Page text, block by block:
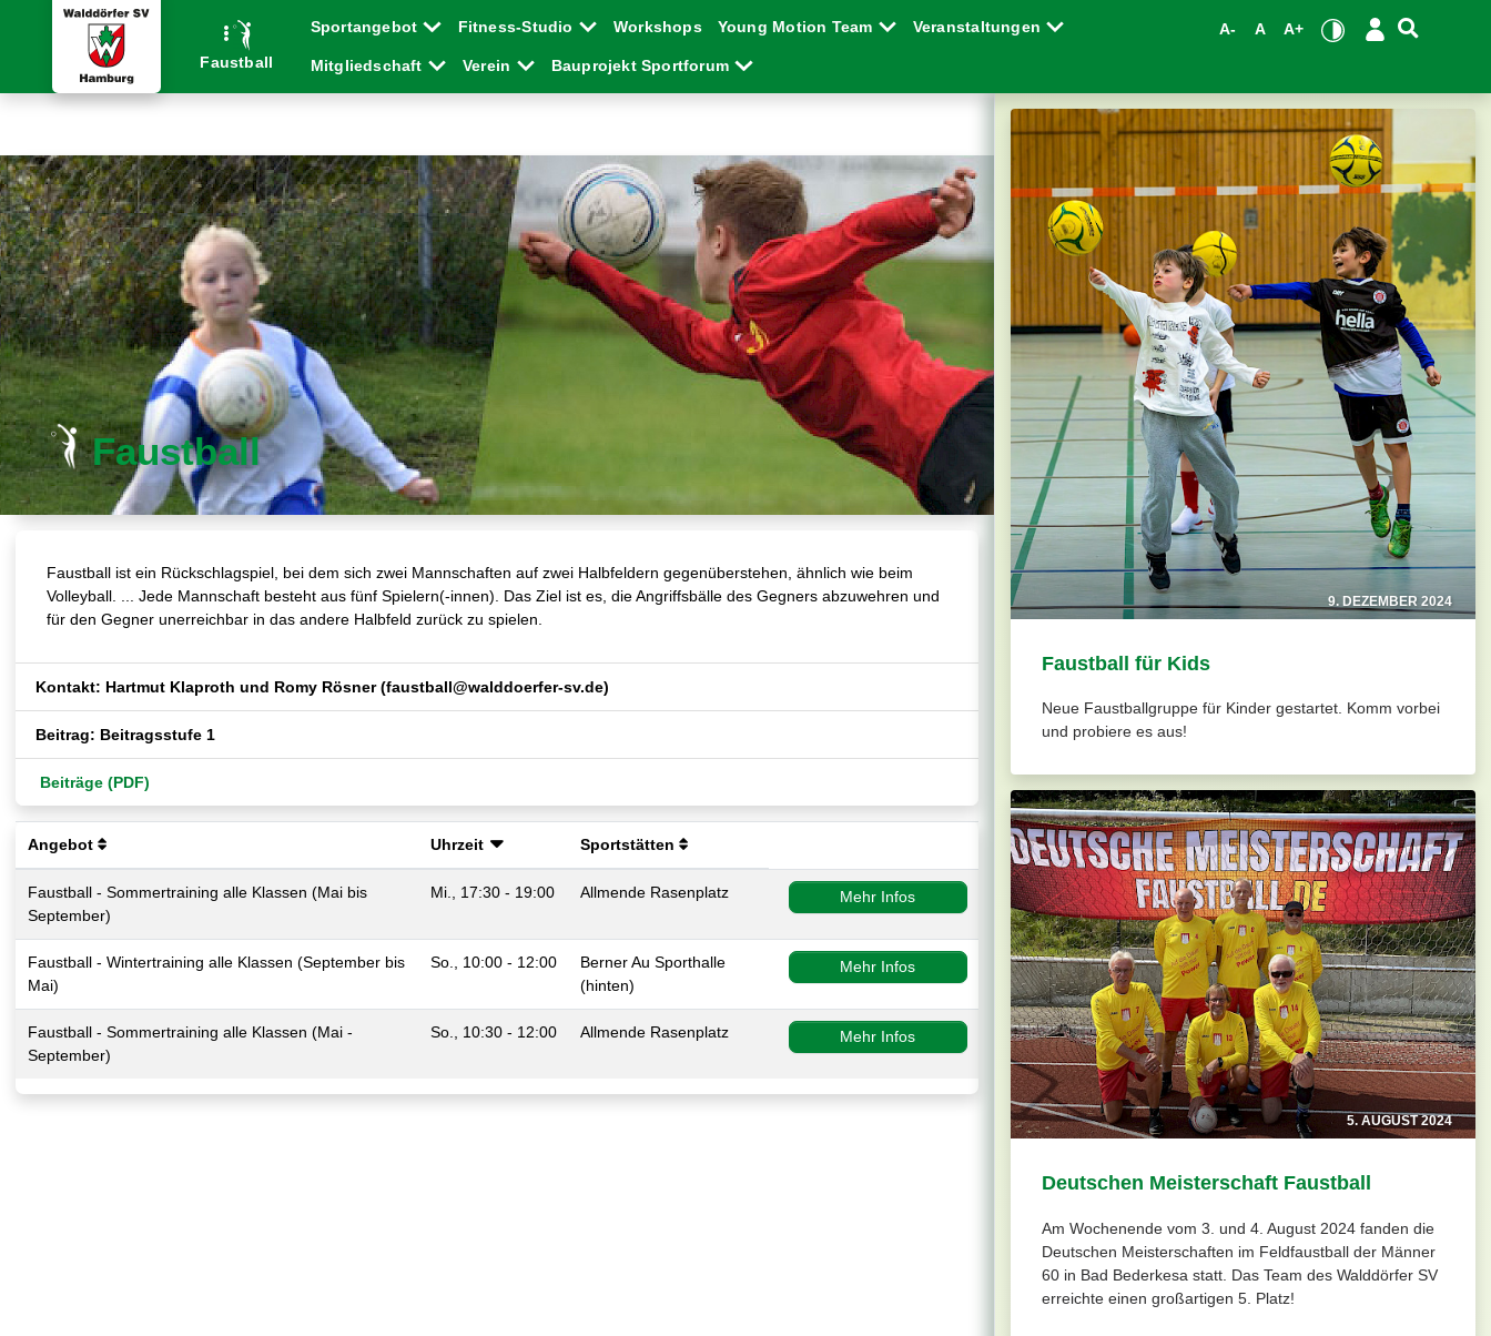
Faustball
Sportangebot Fitness-Studio Workshops Young Motion Team Veranstaltungen
Mitgliedschaft Verein Bauprojekt Sportforum
A- A A+
Faustball
Faustball ist ein Rückschlagspiel, bei dem sich zwei Mannschaften auf zwei Halbfeldern gegenüberstehen, ähnlich wie beim
Volleyball. ... Jede Mannschaft besteht aus fünf Spielern(-innen). Das Ziel ist es, die Angriffsbälle des Gegners abzuwehren und
für den Gegner unerreichbar in das andere Halbfeld zurück zu spielen.
Kontakt: Hartmut Klaproth und Romy Rösner (faustball@walddoerfer-sv.de)
Beitrag: Beitragsstufe 1
Beiträge (PDF)
Angebot Uhrzeit Sportstätten
Faustball - Sommertraining alle Klassen (Mai bis
September)
Mi., 17:30 - 19:00 Allmende Rasenplatz Mehr Infos
Faustball - Wintertraining alle Klassen (September bis
Mai)
So., 10:00 - 12:00
Berner Au Sporthalle
(hinten)
Mehr Infos
Faustball - Sommertraining alle Klassen (Mai -
September)
So., 10:30 - 12:00 Allmende Rasenplatz Mehr Infos
9. DEZEMBER 2024
Faustball für Kids
Neue Faustballgruppe für Kinder gestartet. Komm vorbei
und probiere es aus!
5. AUGUST 2024
Deutschen Meisterschaft Faustball
Am Wochenende vom 3. und 4. August 2024 fanden die
Deutschen Meisterschaften im Feldfaustball der Männer
60 in Bad Bederkesa statt. Das Team des Walddörfer SV
erreichte einen großartigen 5. Platz!